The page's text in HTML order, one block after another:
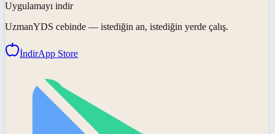
Uygulamayı indir
UzmanYDS cebinde — istediğin an, istediğin yerde çalış.
İndirApp Store